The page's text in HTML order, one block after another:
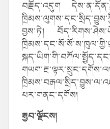
བརྗོད་འདུག
བྱས་ཏེ།
པར་གནང་དགོས།
རྒྱབ་ལྗོངས།